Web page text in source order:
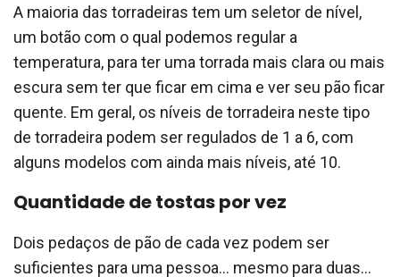
A maioria das torradeiras tem um seletor de nível,
um botão com o qual podemos regular a
temperatura, para ter uma torrada mais clara ou mais
escura sem ter que ficar em cima e ver seu pão ficar
quente. Em geral, os níveis de torradeira neste tipo
de torradeira podem ser regulados de 1 a 6, com
alguns modelos com ainda mais níveis, até 10.
Quantidade de tostas por vez
Dois pedaços de pão de cada vez podem ser
suficientes para uma pessoa… mesmo para duas…